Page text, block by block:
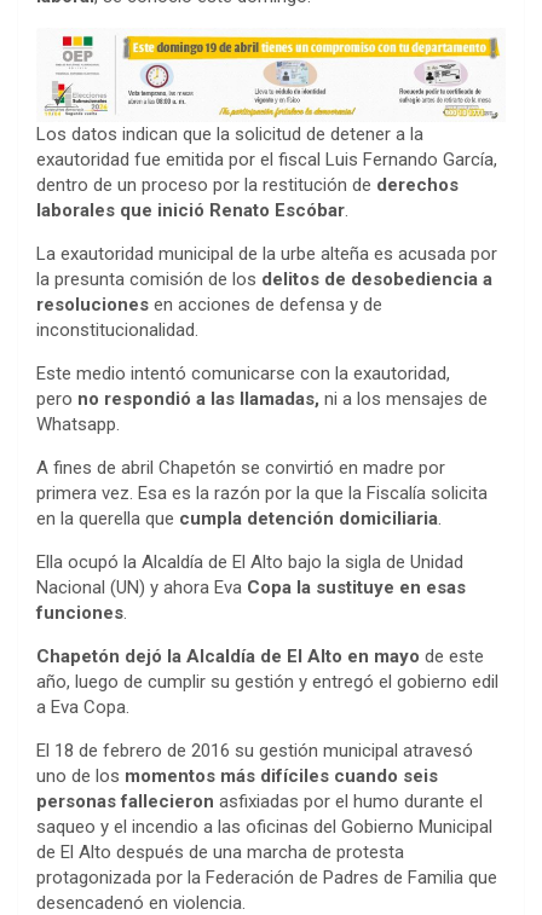
Los datos indican que la solicitud de detener a la
exautoridad fue emitida por el fiscal Luis Fernando García,
dentro de un proceso por la restitución de derechos
laborales que inició Renato Escóbar.
La exautoridad municipal de la urbe alteña es acusada por
la presunta comisión de los delitos de desobediencia a
resoluciones en acciones de defensa y de
inconstitucionalidad.
Este medio intentó comunicarse con la exautoridad,
pero no respondió a las llamadas, ni a los mensajes de
Whatsapp.
A fines de abril Chapetón se convirtió en madre por
primera vez. Esa es la razón por la que la Fiscalía solicita
en la querella que cumpla detención domiciliaria.
Ella ocupó la Alcaldía de El Alto bajo la sigla de Unidad
Nacional (UN) y ahora Eva Copa la sustituye en esas
funciones.
Chapetón dejó la Alcaldía de El Alto en mayo de este
año, luego de cumplir su gestión y entregó el gobierno edil
a Eva Copa.
El 18 de febrero de 2016 su gestión municipal atravesó
uno de los momentos más difíciles cuando seis
personas fallecieron asfixiadas por el humo durante el
saqueo y el incendio a las oficinas del Gobierno Municipal
de El Alto después de una marcha de protesta
protagonizada por la Federación de Padres de Familia que
desencadenó en violencia.